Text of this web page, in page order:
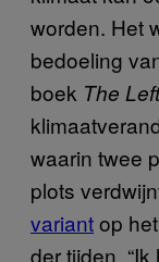
worden. Het
bedoeling
boek The
waarin twee
plots
variantop
der tijden.